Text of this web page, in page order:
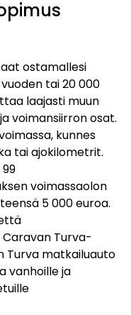
ostamallesi
tai 20 000
laajasti muun
voimansiirron osat.
kunnes
tai ajokilometrit.
voimassaolon
5 000 euroa.
Turva-
Turva matkailuauto
vanhoille ja